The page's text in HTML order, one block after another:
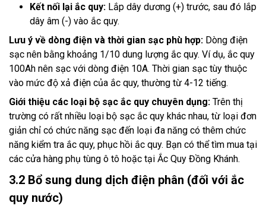
Kết nối lại ắc quy: Lắp dây dương (+) trước, sau đó lắp
dây âm (-) vào ắc quy.
Lưu ý về dòng điện và thời gian sạc phù hợp: Dòng điện
sạc nên bằng khoảng 1/10 dung lượng ắc quy. Ví dụ, ắc quy
100Ah nên sạc với dòng điện 10A. Thời gian sạc tùy thuộc
vào mức độ xả điện của ắc quy, thường từ 4-12 tiếng.
Giới thiệu các loại bộ sạc ắc quy chuyên dụng: Trên thị
trường có rất nhiều loại bộ sạc ắc quy khác nhau, từ loại đơn
giản chỉ có chức năng sạc đến loại đa năng có thêm chức
năng kiểm tra ắc quy, phục hồi ắc quy. Bạn có thể tìm mua tại
các cửa hàng phụ tùng ô tô hoặc tại Ắc Quy Đồng Khánh.
3.2 Bổ sung dung dịch điện phân (đối với ắc
quy nước)